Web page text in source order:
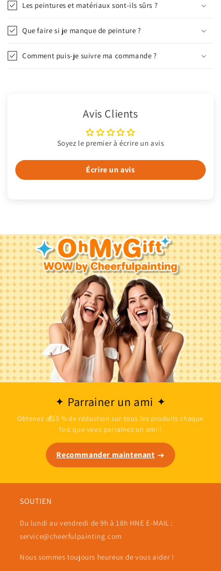
Les peintures et matériaux sont-ils sûrs ?
Que faire si je manque de peinture ?
Comment puis-je suivre ma commande ?
Avis Clients
Soyez le premier à écrire un avis
Écrire un avis
Parrainer un ami
Obtenez 💰15 % de réduction sur tous les produits chaque
fois que vous parrainez un ami !
Recommander maintenant
SOUTIEN
Du lundi au vendredi de 9h à 18h HNE E-MAIL :
service@cheerfulpainting.com
Nous sommes toujours heureux de vous aider !